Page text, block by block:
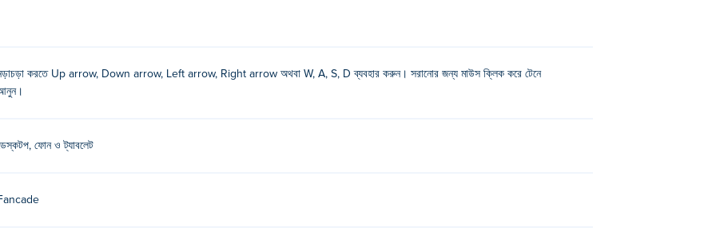
দিয়ে টেনে নিয়ে যান!
খেলুন Poki (পোকি):
খেলতে পারি?
করতে Up arrow, Down arrow, Left arrow, Right arrow অথবা W, A, S, D ব্যবহার করুন। সরানোর জন্য মাউস ক্লিক করে টেনে
ফোন ও ট্যাবলেট